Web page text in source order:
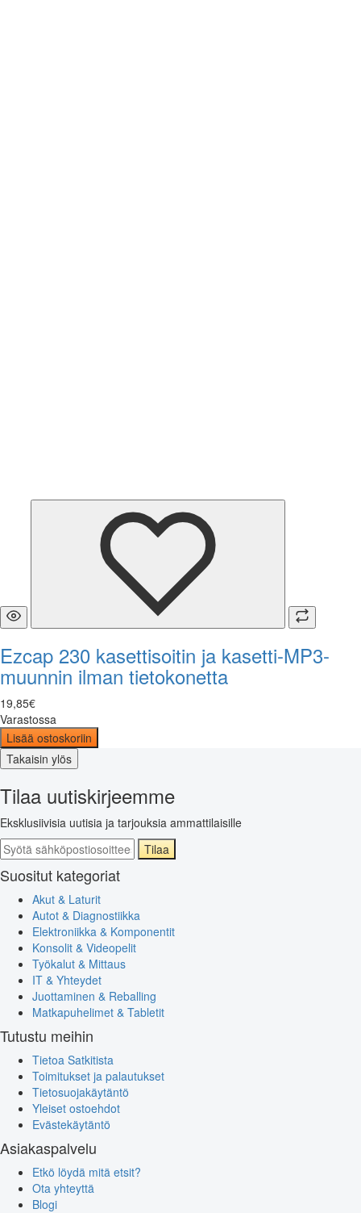
Ezcap 230 kasettisoitin ja kasetti-MP3-
muunnin ilman tietokonetta
19,85€
Varastossa
Lisää ostoskoriin
Takaisin ylös
Tilaa uutiskirjeemme
Eksklusiivisia uutisia ja tarjouksia ammattilaisille
Tilaa
Suositut kategoriat
Akut & Laturit
Autot & Diagnostiikka
Elektroniikka & Komponentit
Konsolit & Videopelit
Työkalut & Mittaus
IT & Yhteydet
Juottaminen & Reballing
Matkapuhelimet & Tabletit
Tutustu meihin
Tietoa Satkitista
Toimitukset ja palautukset
Tietosuojakäytäntö
Yleiset ostoehdot
Evästekäytäntö
Asiakaspalvelu
Etkö löydä mitä etsit?
Ota yhteyttä
Blogi